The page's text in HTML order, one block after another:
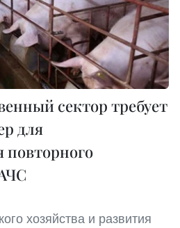
сектор требует
для
повторного
хозяйства и развития